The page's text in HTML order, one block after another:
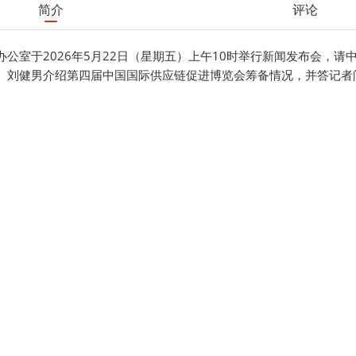
简介 评论
公室于2026年5月22日（星期五）上午10时举行新闻发布会，请
刘健男介绍第四届中国国际供应链促进博览会筹备情况，并答记者